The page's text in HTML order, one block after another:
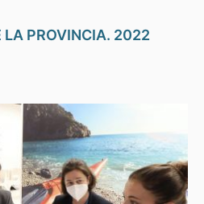
LA PROVINCIA. 2022